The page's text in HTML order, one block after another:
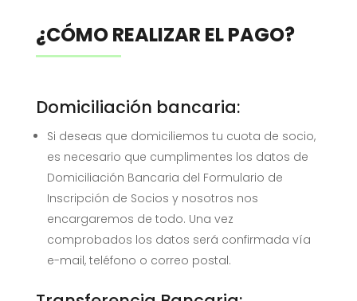
¿CÓMO REALIZAR EL PAGO?
Domiciliación bancaria:
Si deseas que domiciliemos tu cuota de socio,
es necesario que cumplimentes los datos de
Domiciliación Bancaria del Formulario de
Inscripción de Socios y nosotros nos
encargaremos de todo. Una vez
comprobados los datos será confirmada vía
e-mail, teléfono o correo postal.